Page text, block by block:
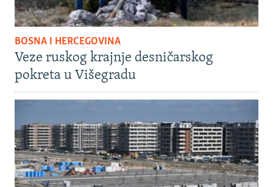
BOSNA I HERCEGOVINA
Veze ruskog krajnje desničarskog
pokreta u Višegradu